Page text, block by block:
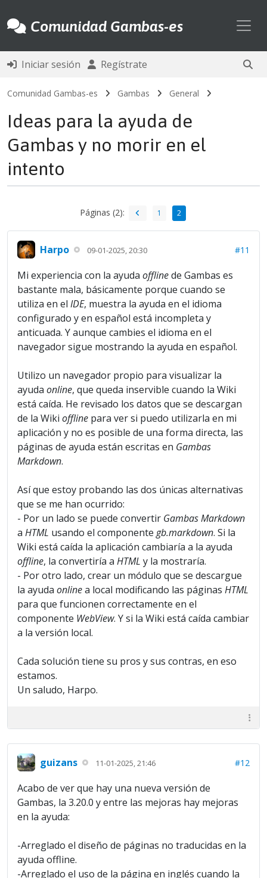
Comunidad Gambas-es
Iniciar sesión Regístrate
Comunidad Gambas-es Gambas General
Ideas para la ayuda de
Gambas y no morir en el
intento
Páginas (2): 1 2
Harpo 09-01-2025, 20:30 #11
Mi experiencia con la ayuda offlinede Gambas es
bastante mala, básicamente porque cuando se
utiliza en el IDE, muestra la ayuda en el idioma
configurado y en español está incompleta y
anticuada. Y aunque cambies el idioma en el
navegador sigue mostrando la ayuda en español.
Utilizo un navegador propio para visualizar la
ayuda online, que queda inservible cuando la Wiki
está caída. He revisado los datos que se descargan
de la Wiki offline para ver si puedo utilizarla en mi
aplicación y no es posible de una forma directa, las
páginas de ayuda están escritas en Gambas
Markdown.
Así que estoy probando las dos únicas alternativas
que se me han ocurrido:
- Por un lado se puede convertir Gambas Markdown
a HTML usando el componente gb.markdown. Si la
Wiki está caída la aplicación cambiaría a la ayuda
offline, la convertiría a HTML y la mostraría.
- Por otro lado, crear un módulo que se descargue
la ayuda onlinea local modificando las páginas HTML
para que funcionen correctamente en el
componente WebView. Y si la Wiki está caída cambiar
a la versión local.
Cada solución tiene su pros y sus contras, en eso
estamos.
Un saludo, Harpo.
guizans 11-01-2025, 21:46 #12
Acabo de ver que hay una nueva versión de
Gambas, la 3.20.0 y entre las mejoras hay mejoras
en la ayuda:
-Arreglado el diseño de páginas no traducidas en la
ayuda offline.
-Arreglado el uso de la página en inglés cuando la